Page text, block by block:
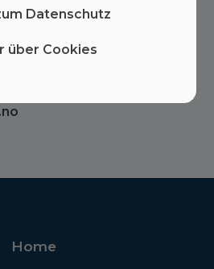
Home
Datenschutz
über Cookies